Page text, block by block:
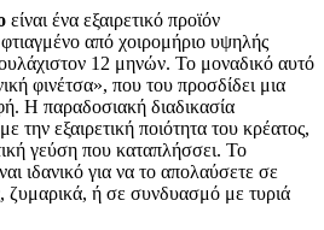
είναι ένα εξαιρετικό προϊόν
από χοιρομήριο υψηλής
12 μηνών. Το μοναδικό αυτό
φινέτσα», που του προσδίδει μια
Η παραδοσιακή διαδικασία
εξαιρετική ποιότητα του κρέατος,
γεύση που καταπλήσσει. Το
ιδανικό για να το απολαύσετε σε
ζυμαρικά, ή σε συνδυασμό με τυριά